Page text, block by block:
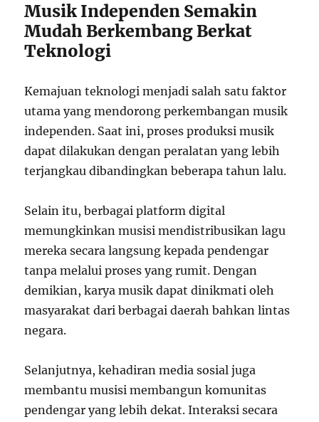
Musik Independen Semakin
Mudah Berkembang Berkat
Teknologi
Kemajuan teknologi menjadi salah satu faktor
utama yang mendorong perkembangan musik
independen. Saat ini, proses produksi musik
dapat dilakukan dengan peralatan yang lebih
terjangkau dibandingkan beberapa tahun lalu.
Selain itu, berbagai platform digital
memungkinkan musisi mendistribusikan lagu
mereka secara langsung kepada pendengar
tanpa melalui proses yang rumit. Dengan
demikian, karya musik dapat dinikmati oleh
masyarakat dari berbagai daerah bahkan lintas
negara.
Selanjutnya, kehadiran media sosial juga
membantu musisi membangun komunitas
pendengar yang lebih dekat. Interaksi secara